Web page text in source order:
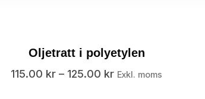
Oljetratt i polyetylen
115.00 kr – 125.00 kr Exkl. moms